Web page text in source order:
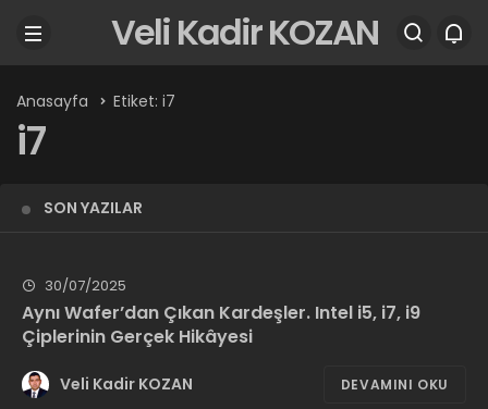
Veli Kadir KOZAN
Anasayfa Etiket: i7
i7
SON YAZILAR
30/07/2025
Aynı Wafer’dan Çıkan Kardeşler. Intel i5, i7, i9
Çiplerinin Gerçek Hikâyesi
Veli Kadir KOZAN DEVAMINI OKU